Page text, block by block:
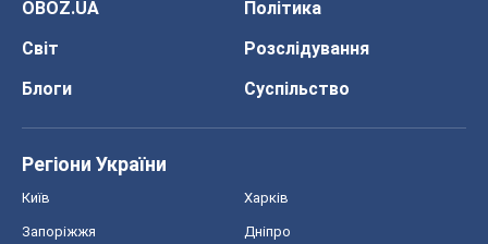
OBOZ.UA
Політика
Світ
Розслідування
Блоги
Суспільство
Регіони України
Київ Харків
Запоріжжя Дніпро